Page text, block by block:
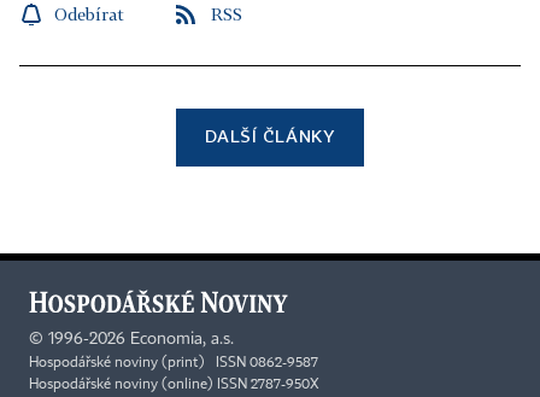
Odebírat RSS
DALŠÍ ČLÁNKY
© 1996-2026 Economia, a.s.
Hospodářské noviny (print) ISSN 0862-9587
Hospodářské noviny (online) ISSN 2787-950X